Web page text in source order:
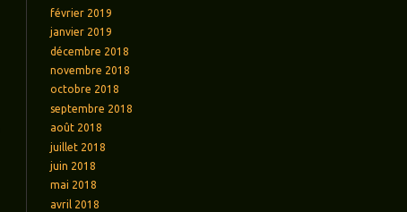
février 2019
janvier 2019
décembre 2018
novembre 2018
octobre 2018
septembre 2018
août 2018
juillet 2018
juin 2018
mai 2018
avril 2018